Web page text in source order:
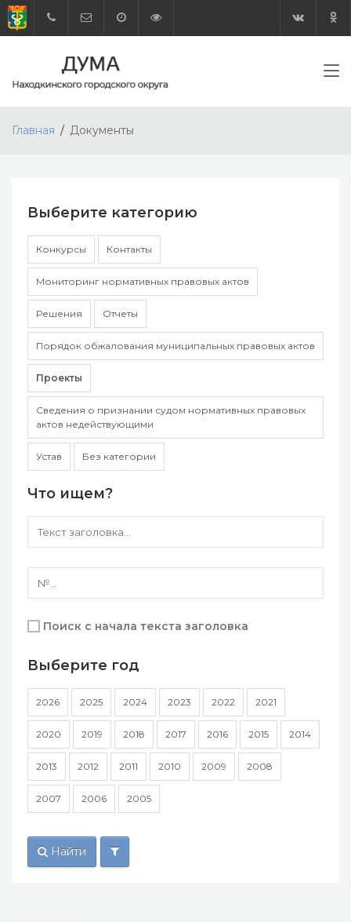
Главная Документы
Выберите категорию
Конкурсы Контакты
Мониторинг нормативных правовых актов
Решения Отчеты
Порядок обжалования муниципальных правовых актов
Проекты
Сведения о признании судом нормативных правовых
актов недействующими
Устав Без категории
Что ищем?
Поиск с начала текста заголовка
Выберите год
2026 2025 2024 2023 2022 2021
2020 2019 2018 2017 2016 2015 2014
2013 2012 2011 2010 2009 2008
2007 2006 2005
Найти